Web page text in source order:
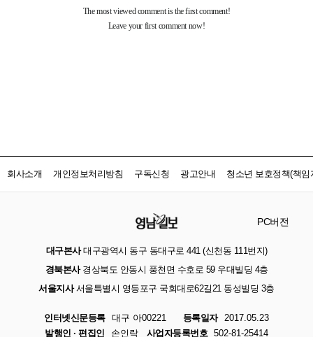
회사소개 개인정보처리방침 구독신청 광고안내 청소년 보호정책(책임
PC버전
대구본사대구광역시 동구 동대구로 441 (신천동 111번지)
경북본사경상북도 안동시 풍천면 수호로 59 우대빌딩 4층
서울지사서울특별시 영등포구 국회대로62길21 동성빌딩 3층
인터넷신문등록 대구 아00221 등록일자
2017.05.23
발행인 · 편집인
손인락 사업자등록번호 502-81-25414